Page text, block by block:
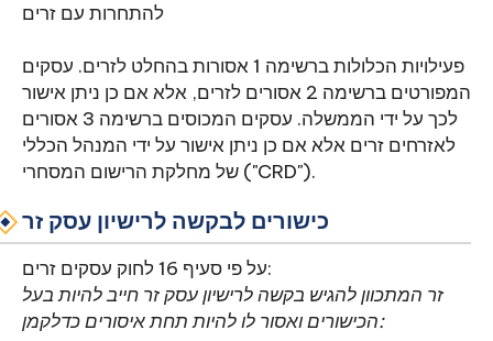
להתחרות עם זרים
פעילויות הכלולות ברשימה 1 אסורות בהחלט לזרים. עסקים
המפורטים ברשימה 2 אסורים לזרים, אלא אם כן ניתן אישור
לכך על ידי הממשלה. עסקים המכוסים ברשימה 3 אסורים
לאזרחים זרים אלא אם כן ניתן אישור על ידי המנהל הכללי
של מחלקת הרישום המסחרי ("CRD").
כישורים לבקשה לרישיון עסק זר
על פי סעיף 16 לחוק עסקים זרים:
זר המתכוון להגיש בקשה לרישיון עסק זר חייב להיות בעל
הכישורים ואסור לו להיות תחת איסורים כדלקמן: